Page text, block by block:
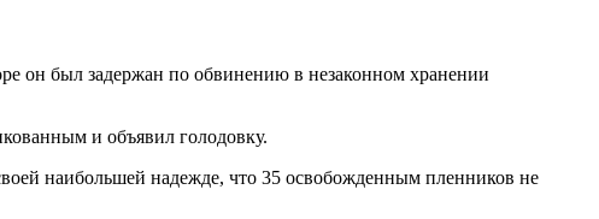
он был задержан по обвинению в незаконном хранении
и объявил голодовку.
наибольшей надежде, что 35 освобожденным пленников не